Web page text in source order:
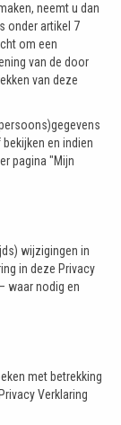
neemt u dan
onder artikel 7
om een
van de door
van deze
en indien
pagina "Mijn
wijzigingen in
in deze Privacy
waar nodig en
met betrekking
Verklaring